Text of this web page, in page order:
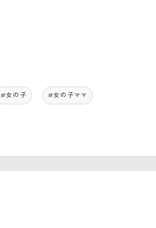
#女の子 #女の子ママ